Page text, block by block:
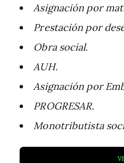
Asignación por
Prestación por
Obra social.
AUH.
Asignación por
PROGRESAR.
Monotributista